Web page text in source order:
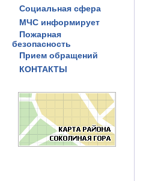
Социальная сфера
МЧС информирует
Пожарная
безопасность
Прием обращений
КОНТАКТЫ